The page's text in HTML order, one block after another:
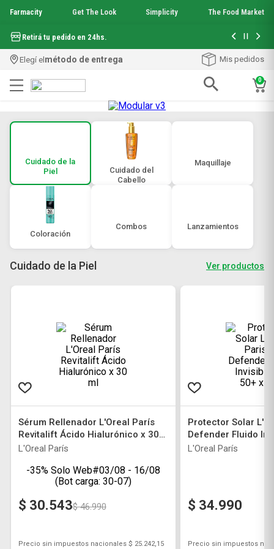
Farmacity Get The Look Simplicity The Food Market
Retirá tu pedido en 24hs. Hasta 6
Elegí elmétodo de entrega Mis pedidos
0
Cuidado de la
Piel
Cuidado del
Cabello
Maquillaje
Coloración
Combos Lanzamientos
Cuidado de la Piel Ver productos
Sérum Rellenador L'Oreal París
Revitalift Ácido Hialurónico x 30
ml
L'Oreal París
-35% Solo Web#03/08 - 16/08
(Bot carga: 30-07)
$ 30.543$ 46.990
Precio sin impuestos nacionales $ 25.242,15
Protector Solar
Defender Fluido
x 40 g
L'Oreal París
$ 34.990
Precio sin impuestos
Términos más buscados
1.aquafusion
garnier toque seco crema facial
mela b3
5
loreal paris
protector solar
get the look